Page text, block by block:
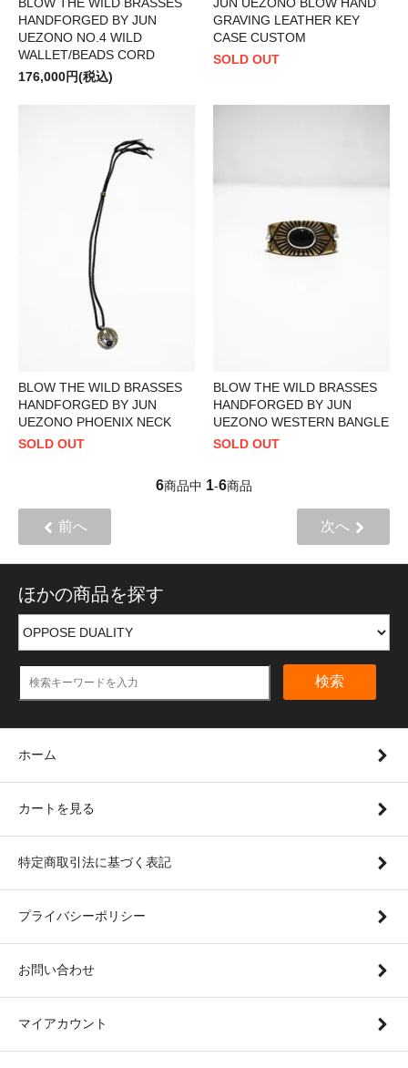
HANDFORGED BY JUN
UEZONO NO.4 WILD
WALLET/BEADS CORD
176,000円(税込)
GRAVING LEATHER KEY
CASE CUSTOM
SOLD OUT
BLOW THE WILD BRASSES
HANDFORGED BY JUN
UEZONO PHOENIX NECK
SOLD OUT
BLOW THE WILD BRASSES
HANDFORGED BY JUN
UEZONO WESTERN BANGLE
SOLD OUT
6商品中 1-6商品
前へ 次へ
ほかの商品を探す
検索
ホーム
カートを見る
特定商取引法に基づく表記
プライバシーポリシー
お問い合わせ
マイアカウント